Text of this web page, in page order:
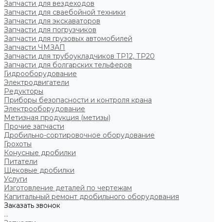
Запчасти для вездеходов
Запчасти для сваебойной техники
Запчасти для экскаваторов
Запчасти для погрузчиков
Запчасти для грузовых автомобилей
Запчасти ЧМЗАП
Запчасти для трубоукладчиков ТР12, ТР20
Запчасти для болгарских тельферов
Гидрооборудование
Электродвигатели
Редукторы
Приборы безопасности и контроля крана
Электрооборудование
Метизная продукция (метизы)
Прочие запчасти
Дробильно-сортировочное оборудование
Грохоты
Конусные дробилки
Питатели
Щековые дробилки
Услуги
Изготовление деталей по чертежам
Капитальный ремонт дробильного оборудования
Заказать звонок
...